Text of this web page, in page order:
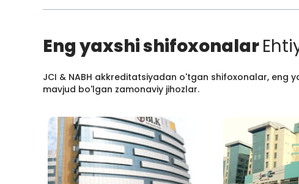
Eng yaxshi shifoxonalar
JCI & NABH akkreditatsiyadan o'tgan shifoxonalar,
mavjud bo'lgan zamonaviy jihozlar.